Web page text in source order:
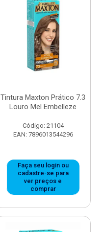
Tintura Maxton Prático 7.3
Louro Mel Embelleze
Código: 21104
EAN: 7896013544296
Faça seu login ou
cadastre-se para
ver preços e
comprar